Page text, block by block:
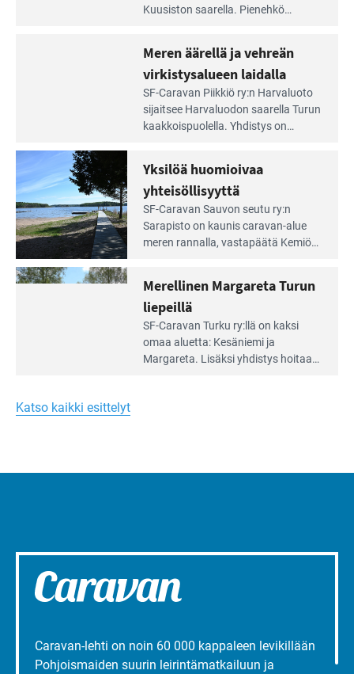
Kuusiston saarella. Pie­nehkö
äärellä
ja
vehreän
virkistysalueen
laidalla
Meren äärellä ja vehreän
virkistysalueen laidalla
SF-Caravan Piikkiö ry:n Harvaluoto
sijait­see Harvaluodon saarella Turun
kaakkois­puolella. Yhdistys on
virkistysalueesta.
Lue
Leirintäoppaan
artikkeli:
Yksilöä
huomioivaa
yhteisöllisyyttä
Yksilöä huomioivaa
yhteisöllisyyttä
SF-Caravan Sauvon seutu ry:n
Sarapisto on kaunis caravan-alue
meren rannalla, vasta­päätä Kemiön
kymmenen paikkaa ilman sähköä.
Turun
liepeillä
Merellinen Margareta Turun
liepeillä
SF-Caravan Turku ry:llä on kaksi
omaa aluet­ta: Kesäniemi ja
Margareta. Lisäksi yhdis­tys hoitaa
Katso kaikki esittelyt
Caravan-lehti on noin 60 000 kappaleen levikillään
Pohjoismaiden suurin leirintämatkailuun ja